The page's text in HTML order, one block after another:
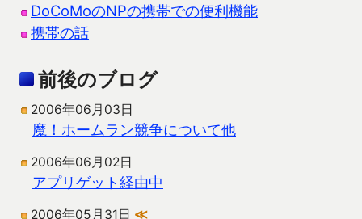
DoCoMoのNPの携帯での便利機能
携帯の話
前後のブログ
2006年06月03日
魔！ホームラン競争について他
2006年06月02日
アプリゲット経由中
2006年05月31日 ≪